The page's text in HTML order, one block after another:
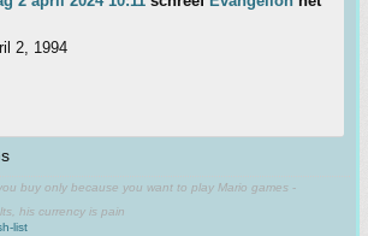
2, 1994
buy only because you want to play Mario games -
his currency is pain
list